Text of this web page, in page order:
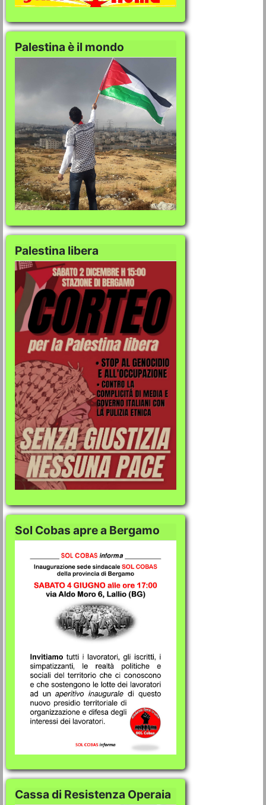
Palestina è il mondo
Palestina libera
Sol Cobas apre a Bergamo
Cassa di Resistenza Operaia